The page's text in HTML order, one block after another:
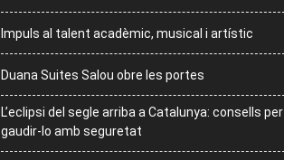
Impuls al talent acadèmic, musical i artístic
Duana Suites Salou obre les portes
L’eclipsi del segle arriba a Catalunya: consells per
gaudir-lo amb seguretat